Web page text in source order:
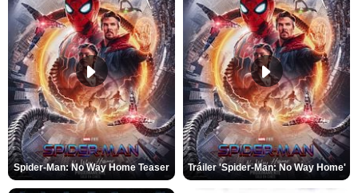
Spider-Man: No Way Home Teaser Tráiler 'Spider-Man: No Way Home'